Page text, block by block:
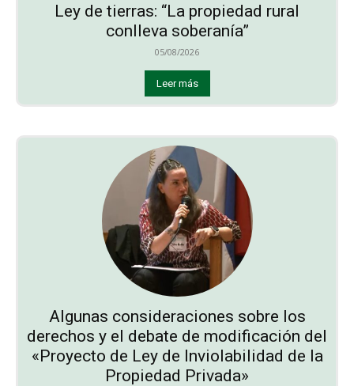
Ley de tierras: “La propiedad rural
conlleva soberanía”
05/08/2026
Leer más
Algunas consideraciones sobre los
derechos y el debate de modificación del
«Proyecto de Ley de Inviolabilidad de la
Propiedad Privada»